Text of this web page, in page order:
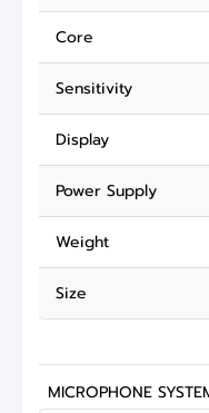
Core
Sensitivity
Display
Power Supply
Weight
Size
MICROPHONE